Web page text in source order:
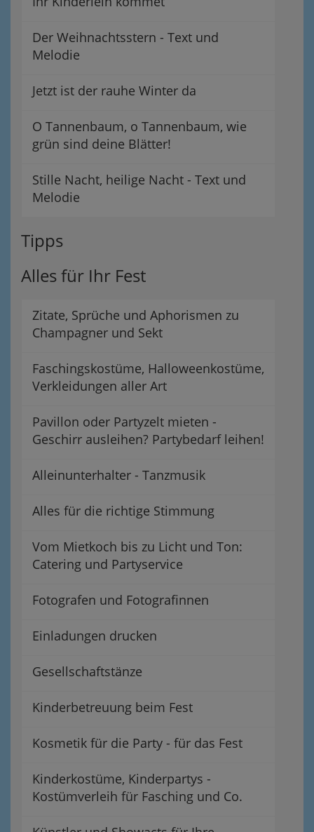
Der Weihnachtsstern - Text und
Melodie
Jetzt ist der rauhe Winter da
O Tannenbaum, o Tannenbaum, wie
grün sind deine Blätter!
Stille Nacht, heilige Nacht - Text und
Melodie
Tipps
Alles für Ihr Fest
Zitate, Sprüche und Aphorismen zu
Champagner und Sekt
Faschingskostüme, Halloweenkostüme,
Verkleidungen aller Art
Pavillon oder Partyzelt mieten -
Geschirr ausleihen? Partybedarf leihen!
Alleinunterhalter - Tanzmusik
Alles für die richtige Stimmung
Vom Mietkoch bis zu Licht und Ton:
Catering und Partyservice
Fotografen und Fotografinnen
Einladungen drucken
Gesellschaftstänze
Kinderbetreuung beim Fest
Kosmetik für die Party - für das Fest
Kinderkostüme, Kinderpartys -
Kostümverleih für Fasching und Co.